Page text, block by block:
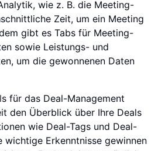
wie z. B. die Meeting-
Zeit, um ein Meeting
gibt es Tabs für Meeting-
sowie Leistungs- und
um die gewonnenen Daten
für das Deal-Management
den Überblick über Ihre Deals
wie Deal-Tags und Deal-
wichtige Erkenntnisse gewinnen